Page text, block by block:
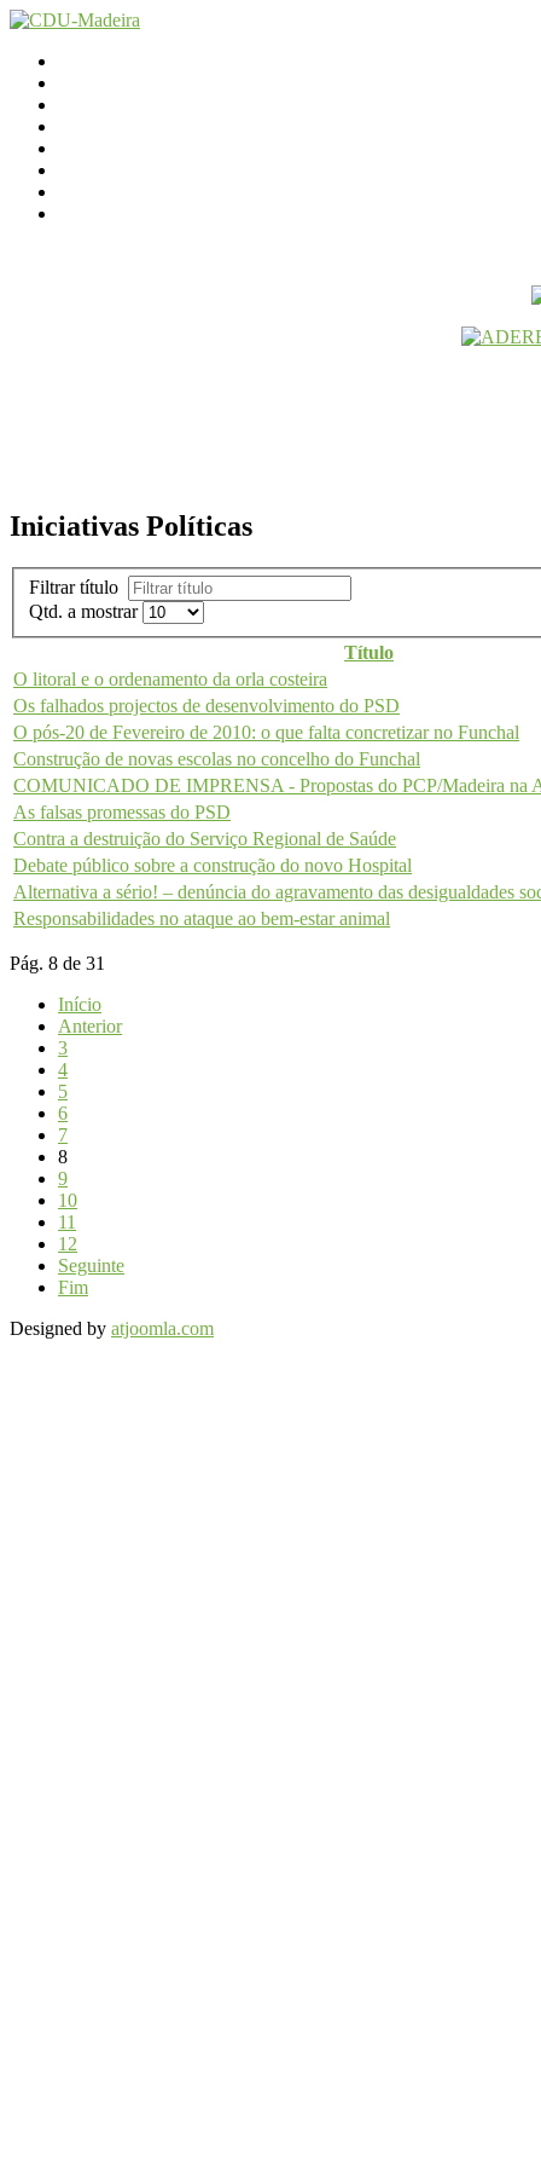
Iniciativas Políticas
Filtrar título
Qtd. a mostrar
Título
O litoral e o ordenamento da orla costeira
Os falhados projectos de desenvolvimento do PSD
O pós-20 de Fevereiro de 2010: o que falta concretizar no Funchal
Construção de novas escolas no concelho do Funchal
COMUNICADO DE IMPRENSA - Propostas do PCP/Madeira na
As falsas promessas do PSD
Contra a destruição do Serviço Regional de Saúde
Debate público sobre a construção do novo Hospital
Alternativa a sério! – denúncia do agravamento das desigualdades
Responsabilidades no ataque ao bem-estar animal
Pág. 8 de 31
Início
Anterior
3
4
5
6
7
8
9
10
11
12
Seguinte
Fim
Designed by atjoomla.com